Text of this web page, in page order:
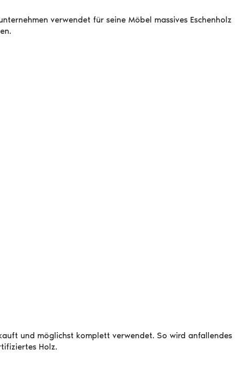
verwendet für seine Möbel massives Eschenholz
und möglichst komplett verwendet. So wird anfallendes
Holz.